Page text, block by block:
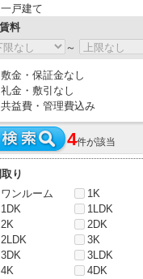
一戸建て
料
～
敷金・保証金なし
礼金・敷引なし
共益費・管理費込み
4件が該当
取り
ワンルーム
1K
1DK
1LDK
2K
2DK
2LDK
3K
3DK
3LDK
4K
4DK